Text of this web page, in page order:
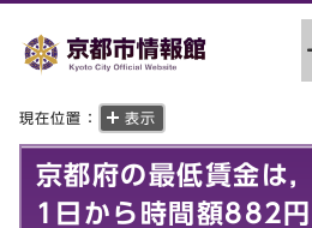
現在位置： 表示
京都府の最低賃金は
1日から時間額882円